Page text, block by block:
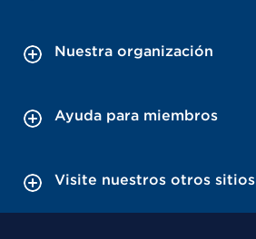
Nuestra organización
Ayuda para miembros
Visite nuestros otros sitios